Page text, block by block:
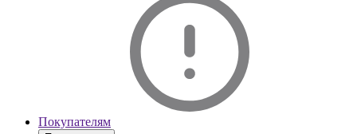
Покупателям